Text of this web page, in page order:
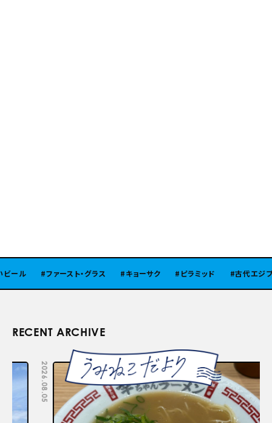
ール ファースト・グラス キョーサク ピラミッド 古代エジプト
RECENT ARCHIVE
2026.08.05 2026.07.29